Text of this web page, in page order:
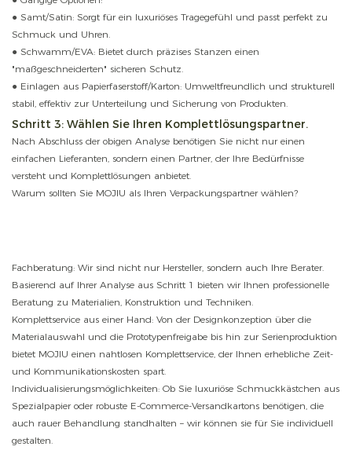
● Samt/Satin: Sorgt für ein luxuriöses Tragegefühl und passt perfekt zu
Schmuck und Uhren.
● Schwamm/EVA: Bietet durch präzises Stanzen einen
"maßgeschneiderten" sicheren Schutz.
● Einlagen aus Papierfaserstoff/Karton: Umweltfreundlich und strukturell
stabil, effektiv zur Unterteilung und Sicherung von Produkten.
Schritt 3: Wählen Sie Ihren Komplettlösungspartner.
Nach Abschluss der obigen Analyse benötigen Sie nicht nur einen
einfachen Lieferanten, sondern einen Partner, der Ihre Bedürfnisse
versteht und Komplettlösungen anbietet.
Warum sollten Sie MOJIU als Ihren Verpackungspartner wählen?
Fachberatung: Wir sind nicht nur Hersteller, sondern auch Ihre Berater.
Basierend auf Ihrer Analyse aus Schritt 1 bieten wir Ihnen professionelle
Beratung zu Materialien, Konstruktion und Techniken.
Komplettservice aus einer Hand: Von der Designkonzeption über die
Materialauswahl und die Prototypenfreigabe bis hin zur Serienproduktion
bietet MOJIU einen nahtlosen Komplettservice, der Ihnen erhebliche Zeit-
und Kommunikationskosten spart.
Individualisierungsmöglichkeiten: Ob Sie luxuriöse Schmuckkästchen aus
Spezialpapier oder robuste E-Commerce-Versandkartons benötigen, die
auch rauer Behandlung standhalten – wir können sie für Sie individuell
gestalten.